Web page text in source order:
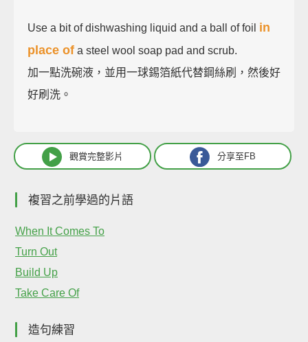
Use a bit of dishwashing liquid and a ball of foil in
place of a steel wool soap pad and scrub.
加一點洗碗液，並用一球錫箔紙代替鋼絲刷，然後好
好刷洗。
觀賞完整影片 分享至FB
複習之前學過的片語
When It Comes To
Turn Out
Build Up
Take Care Of
造句練習